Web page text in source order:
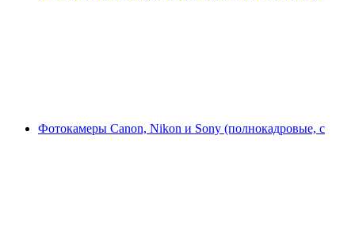
Фотокамеры Canon, Nikon и Sony (полнокадровые, с